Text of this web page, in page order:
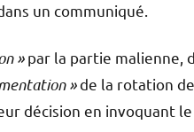
un communiqué.
»par la partie malienne,
»de la rotation
décision en invoquant le